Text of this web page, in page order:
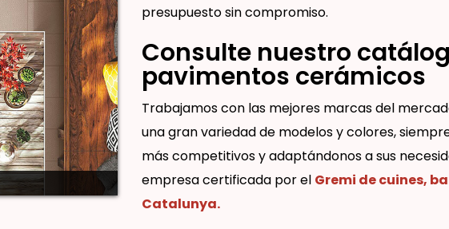
presupuesto sin compromiso.
Consulte nuestro
pavimentos cerámicos
Trabajamos con las mejores marcas del
una gran variedad de modelos y colores,
más competitivos y adaptándonos a sus
empresa certificada por el Gremi de cuines,
Catalunya.